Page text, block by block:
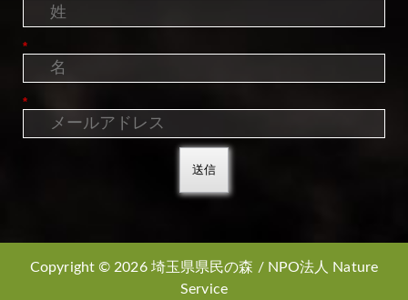
*
*
送信
Copyright © 2026 埼玉県県民の森 / NPO法人 Nature
Service